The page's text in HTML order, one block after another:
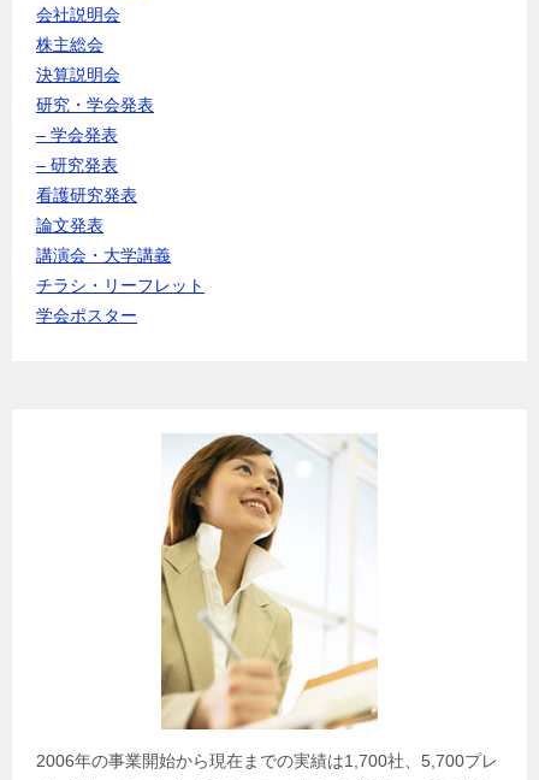
会社説明会
株主総会
決算説明会
研究・学会発表
– 学会発表
– 研究発表
看護研究発表
論文発表
講演会・大学講義
チラシ・リーフレット
学会ポスター
2006年の事業開始から現在までの実績は1,700社、5,700プレ